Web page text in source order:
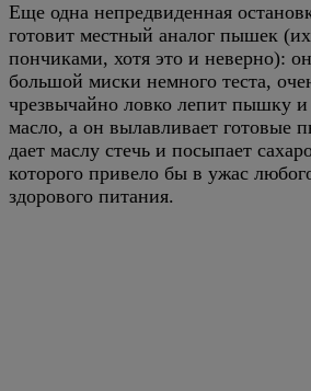
Еще одна непредвиденная
готовит местный аналог пышек
пончиками, хотя это и неверно):
большой миски немного теста,
чрезвычайно ловко лепит пышку и
масло, а он вылавливает готовые
дает маслу стечь и посыпает
которого привело бы в ужас
здорового питания.